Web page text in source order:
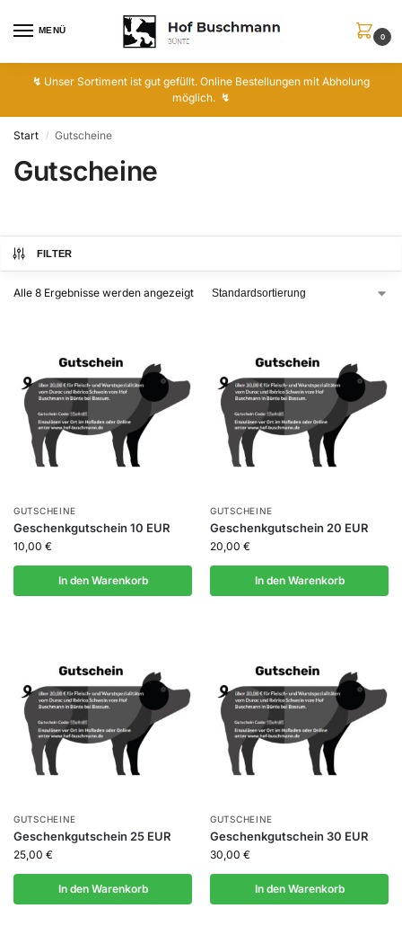
MENÜ
0
↯ Unser Sortiment ist gut gefüllt. Online Bestellungen mit Abholung
möglich. ↯
Start / Gutscheine
Gutscheine
FILTER
Alle 8 Ergebnisse werden angezeigt
GUTSCHEINE
Geschenkgutschein 10 EUR
10,00 €
In den Warenkorb
GUTSCHEINE
Geschenkgutschein 20 EUR
20,00 €
In den Warenkorb
GUTSCHEINE
Geschenkgutschein 25 EUR
25,00 €
In den Warenkorb
GUTSCHEINE
Geschenkgutschein 30 EUR
30,00 €
In den Warenkorb